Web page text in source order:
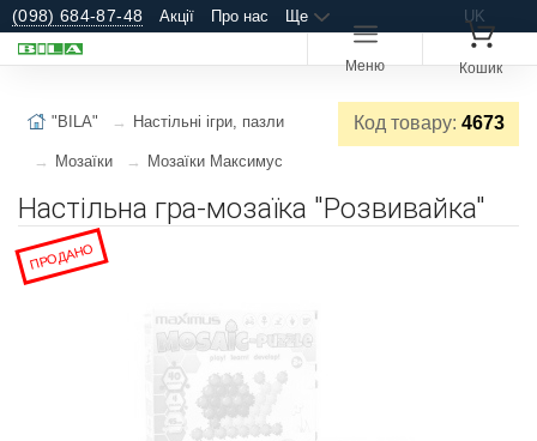
(098) 684-87-48 Акції Про нас Ще UK
Меню Кошик
Код товару: 4673
"BILA" Настільні ігри, пазли
Мозаїки Мозаїки Максимус
Настільна гра-мозаїка "Розвивайка"
ПРОДАНО